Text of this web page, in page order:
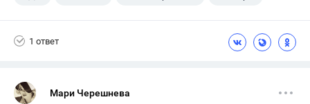
1 ответ
Мари Черешнева